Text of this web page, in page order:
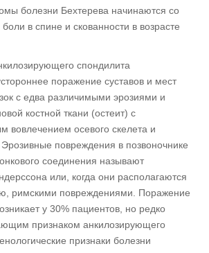
болезни Бехтерева начинаются со
в спине и скованности в возрасте
спондилита
поражение суставов и мест
с едва различимыми эрозиями и
костной ткани (остеит) с
вовлечением осевого скелета и
Эрозивные повреждения в позвоночнике
соединения называют
или, когда они располагаются
римскими повреждениями. Поражение
у 30% пациентов, но редко
признаком анкилозирующего
признаки болезни